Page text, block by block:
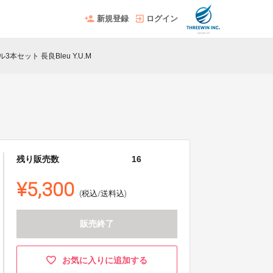
新規登録 ログイン
3本セット 長良Bleu Y.U.M
残り販売数 16
¥5,300 (税込/送料込)
販売終了
お気に入りに追加する